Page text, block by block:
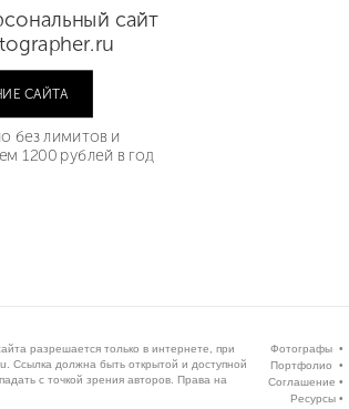
сайт
САЙТА
без лимитов и
1200 рублей в год
разрешается только в интернете, при
Ссылка должна быть открытой и доступной
с точкой зрения авторов. Права на
Фотографы
Портфолио
Соглашение
Ресурсы
•
•
•
•